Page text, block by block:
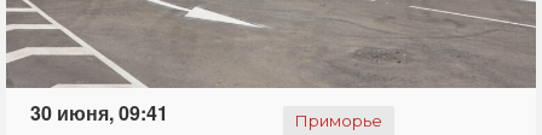
30 июня, 09:41 Приморье